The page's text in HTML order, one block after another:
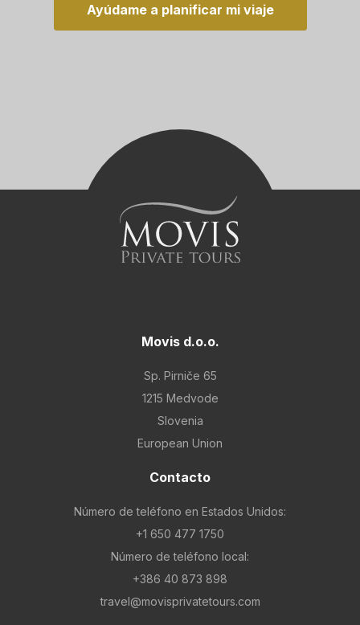
Ayúdame a planificar mi viaje
Movis d.o.o.
Sp. Pirniče 65
1215 Medvode
Slovenia
European Union
Contacto
Número de teléfono en Estados Unidos:
+1 650 477 1750
Número de teléfono local:
+386 40 873 898
travel@movisprivatetours.com